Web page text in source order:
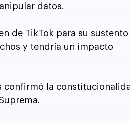
datos.
de TikTok para su sustento
y tendría un impacto
confirmó la